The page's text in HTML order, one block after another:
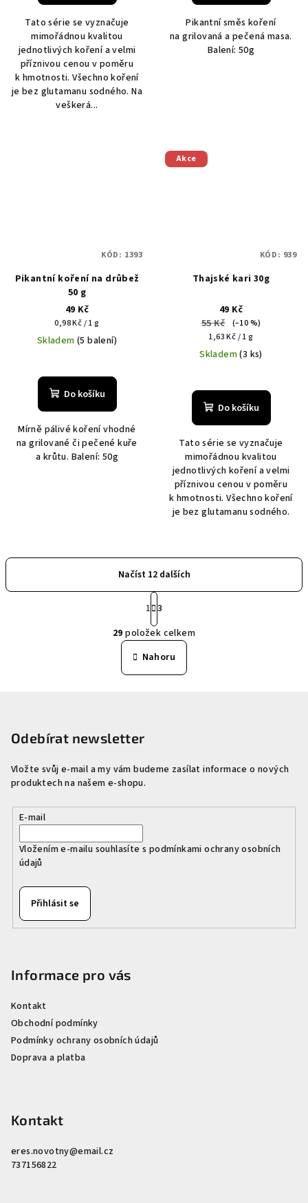
Tato série se vyznačuje
mimořádnou kvalitou
jednotlivých koření a velmi
příznivou cenou v poměru
k hmotnosti. Všechno koření
je bez glutamanu sodného. Na
veškerá...
Pikantní směs koření
na grilovaná a pečená masa.
Balení: 50g
Pikantní koření na drůbež
50 g
49 Kč
Měrná
cena:
0,98 Kč / 1 g
Skladem(5 balení)
Do košíku
Mírně pálivé koření vhodné
na grilované či pečené kuře
a krůtu. Balení: 50g
KÓD: 1393
Akce
Thajské kari 30g
49 Kč
55 Kč
(–10 %)
Měrná
cena:
1,63 Kč / 1 g
Skladem(3 ks)
Do košíku
Tato série se vyznačuje
mimořádnou kvalitou
jednotlivých koření a velmi
příznivou cenou v poměru
k hmotnosti. Všechno koření
je bez glutamanu sodného.
KÓD: 939
O
v
l
á
r
y
ý
Načíst 12 dalších
S
t
r
á
n
k
o
1 3
29 položek celkem
Nahoru
Odebírat newsletter
Vložte svůj e-mail a my vám budeme zasílat informace o nových
produktech na našem e-shopu.
E-mail
Vložením e-mailu souhlasíte s podmínkami ochrany osobních
údajů
Přihlásit se
Informace pro vás
Kontakt
Obchodní podmínky
Podmínky ochrany osobních údajů
Doprava a platba
Kontakt
eres.novotny@email.cz
737156822